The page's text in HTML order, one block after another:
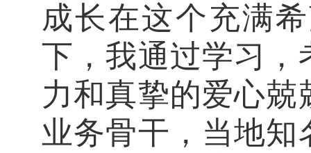
成长在这个充满
下，我通过学习，
力和真挚的爱心
业务骨干，当地